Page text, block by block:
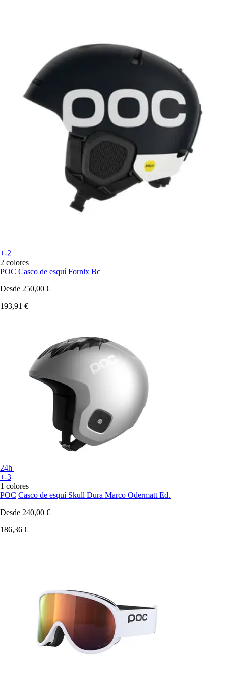
+-2
2 colores
POC Casco de esquí Fornix Bc
Desde 250,00 €
193,91 €
24h
+-3
1 colores
POC Casco de esquí Skull Dura Marco Odermatt Ed.
Desde 240,00 €
186,36 €